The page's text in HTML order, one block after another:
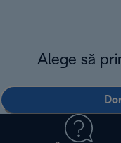
Alege să